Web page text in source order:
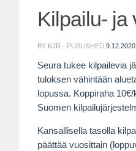
Kilpailu- ja
BY KJR · PUBLISHED 9.12.2020
Seura tukee kilpailevia
tuloksen vähintään
lopussa. Koppiraha
Suomen
Kansallisella tasolla
päättää vuosittain